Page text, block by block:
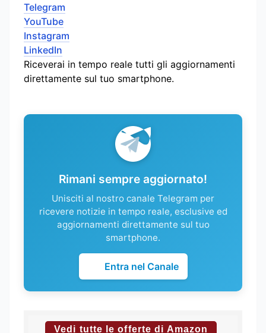
Telegram
YouTube
Instagram
LinkedIn
Riceverai in tempo reale tutti gli aggiornamenti
direttamente sul tuo smartphone.
Rimani sempre aggiornato!
Unisciti al nostro canale Telegram per
ricevere notizie in tempo reale, esclusive ed
aggiornamenti direttamente sul tuo
smartphone.
Entra nel Canale